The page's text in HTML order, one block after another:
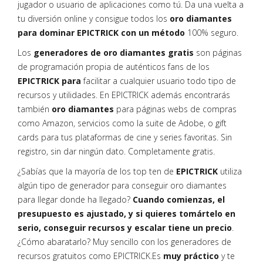
jugador o usuario de aplicaciones como tú. Da una vuelta a
tu diversión online y consigue todos los oro diamantes
para dominar EPICTRICK con un método 100% seguro.
Los generadores de oro diamantes gratis son páginas
de programación propia de auténticos fans de los
EPICTRICK para facilitar a cualquier usuario todo tipo de
recursos y utilidades. En EPICTRICK además encontrarás
también oro diamantes para páginas webs de compras
como Amazon, servicios como la suite de Adobe, o gift
cards para tus plataformas de cine y series favoritas. Sin
registro, sin dar ningún dato. Completamente gratis.
¿Sabías que la mayoría de los top ten de EPICTRICK utiliza
algún tipo de generador para conseguir oro diamantes
para llegar donde ha llegado? Cuando comienzas, el
presupuesto es ajustado, y si quieres tomártelo en
serio, conseguir recursos y escalar tiene un precio.
¿Cómo abaratarlo? Muy sencillo con los generadores de
recursos gratuitos como EPICTRICK.Es muy práctico y te